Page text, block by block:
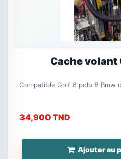
Cache volant
Compatible Golf 8 polo 8 Bmw
34,900 TND
Ajouter au